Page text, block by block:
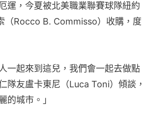
運，今夏被北美職業聯賽球隊紐約
Rocco B. Commisso）收購，度
一起來到這兒，我們會一起去做點
隊友盧卡東尼（Luca Toni）傾談，
的城市。」